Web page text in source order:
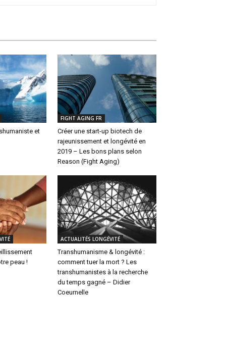
et
FIGHT AGING FR
Créer une start-up biotech de
rajeunissement et longévité en
2019 – Les bons plans selon
Reason (Fight Aging)
peau !
ACTUALITÉS LONGÉVITÉ
Transhumanisme & longévité :
comment tuer la mort ? Les
transhumanistes à la recherche
du temps gagné – Didier
Coeurnelle